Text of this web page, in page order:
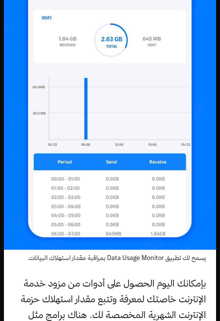
يسمح لك تطبيق Data Usage Monitor بمراقبة مقدار استهلاك البيانات.
بإمكانك اليوم الحصول على أدوات من مزود خدمة
الإنترنت خاصتك لمعرفة وتتبع مقدار استهلاك حزمة
الإنترنت الشهرية المخصصة لك. هناك برامج مثل